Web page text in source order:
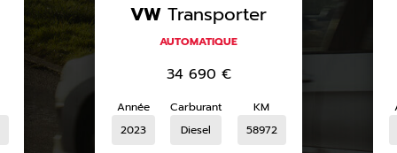
VW Transporter
AUTOMATIQUE
34 690 €
Année
2023
Carburant
Diesel
KM
58972